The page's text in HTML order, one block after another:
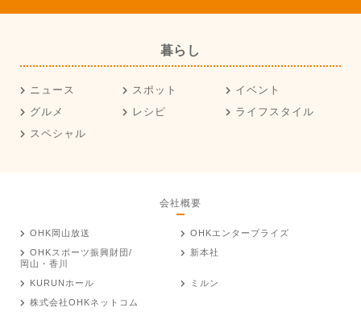
暮らし
ニュース スポット
イベント
グルメ
レシピ
ライフスタイル
スペシャル
会社概要
OHK岡山放送
OHKエンタープライズ
OHKスポーツ振興財団/
岡山・香川
新本社
KURUNホール
ミルン
株式会社OHKネットコム